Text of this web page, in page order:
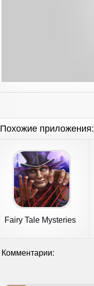
Похожие приложения:
Fairy Tale Mysteries
Комментарии: